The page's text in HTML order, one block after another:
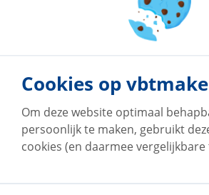
helmond@vbtmakelaars.nl
Naar vestiging
Cookies op
Om deze website optimaal
persoonlijk te maken, gebruikt
cookies (en daarmee vergelijkbare